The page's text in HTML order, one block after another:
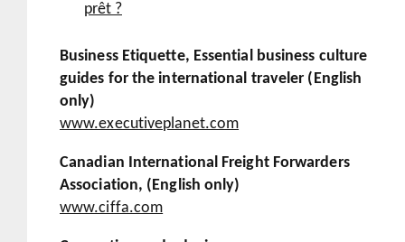
prêt ?
Business Etiquette, Essential business culture
guides for the international traveler (English
only)
www.executiveplanet.com
Canadian International Freight Forwarders
Association, (English only)
www.ciffa.com